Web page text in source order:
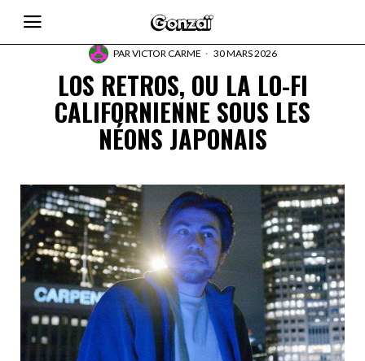
PARVICTOR CARME 30 MARS 2026
LOS RETROS, OU LA LO-FI
CALIFORNIENNE SOUS LES
NÉONS JAPONAIS